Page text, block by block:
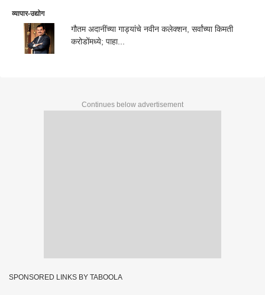
व्यापार-उद्योग
गौतम अदानींच्या गाड्यांचे नवीन कलेक्शन, सर्वांच्या किमती
करोडोंमध्ये; पाहा...
Continues below advertisement
SPONSORED LINKS BY TABOOLA